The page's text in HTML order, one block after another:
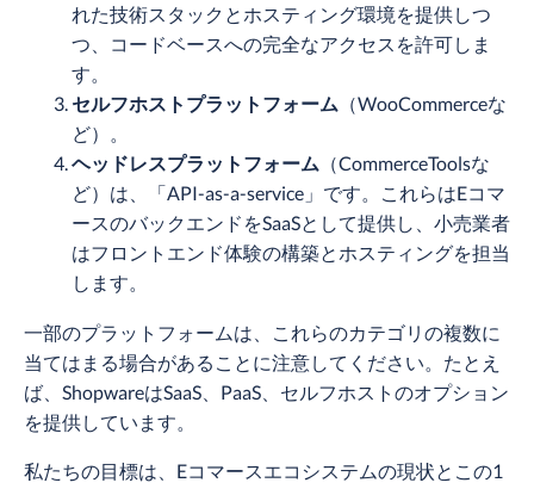
れた技術スタックとホスティング環境を提供しつ
つ、コードベースへの完全なアクセスを許可しま
す。
セルフホストプラットフォーム （WooCommerceな
ど）。
ヘッドレスプラットフォーム （CommerceToolsな
ど）は、「API-as-a-service」です。これらはEコマ
ースのバックエンドをSaaSとして提供し、小売業者
はフロントエンド体験の構築とホスティングを担当
します。
一部のプラットフォームは、これらのカテゴリの複数に
当てはまる場合があることに注意してください。たとえ
ば、ShopwareはSaaS、PaaS、セルフホストのオプション
を提供しています。
私たちの目標は、Eコマースエコシステムの現状とこの1